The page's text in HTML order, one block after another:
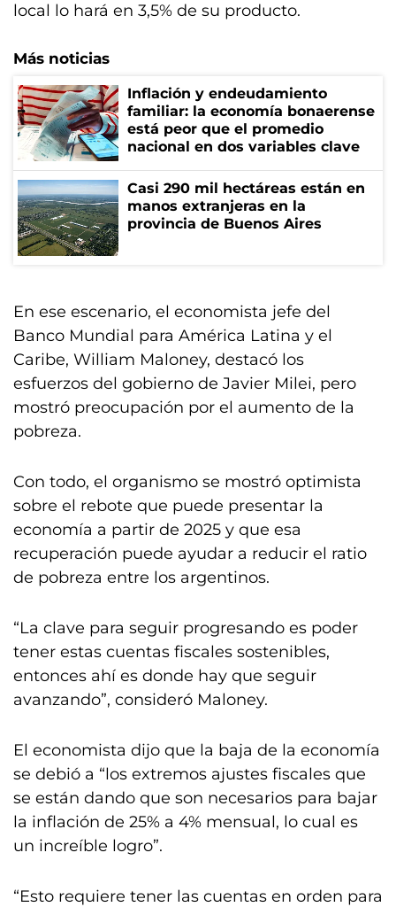
local lo hará en 3,5% de su producto.
Más noticias
Inflación y endeudamiento
familiar: la economía bonaerense
está peor que el promedio
nacional en dos variables clave
Casi 290 mil hectáreas están en
manos extranjeras en la
provincia de Buenos Aires
En ese escenario, el economista jefe del
Banco Mundial para América Latina y el
Caribe, William Maloney, destacó los
esfuerzos del gobierno de Javier Milei, pero
mostró preocupación por el aumento de la
pobreza.
Con todo, el organismo se mostró optimista
sobre el rebote que puede presentar la
economía a partir de 2025 y que esa
recuperación puede ayudar a reducir el ratio
de pobreza entre los argentinos.
“La clave para seguir progresando es poder
tener estas cuentas fiscales sostenibles,
entonces ahí es donde hay que seguir
avanzando”, consideró Maloney.
El economista dijo que la baja de la economía
se debió a “los extremos ajustes fiscales que
se están dando que son necesarios para bajar
la inflación de 25% a 4% mensual, lo cual es
un increíble logro”.
“Esto requiere tener las cuentas en orden para